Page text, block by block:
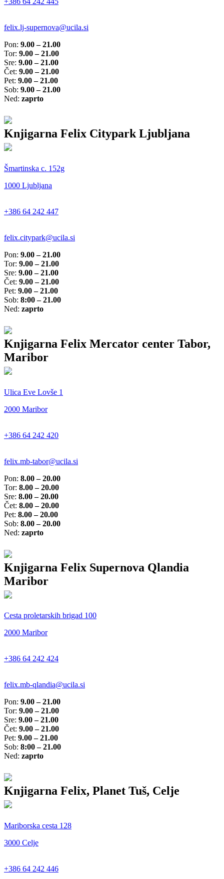
felix.lj-supernova@ucila.si
Pon: 9.00 – 21.00
Tor: 9.00 – 21.00
Sre: 9.00 – 21.00
Čet: 9.00 – 21.00
Pet: 9.00 – 21.00
Sob: 9.00 – 21.00
Ned: zaprto
Knjigarna Felix Citypark Ljubljana
Šmartinska c. 152g
1000 Ljubljana
+386 64 242 447
felix.citypark@ucila.si
Pon: 9.00 – 21.00
Tor: 9.00 – 21.00
Sre: 9.00 – 21.00
Čet: 9.00 – 21.00
Pet: 9.00 – 21.00
Sob: 8:00 – 21.00
Ned: zaprto
Knjigarna Felix Mercator center Tabor,
Maribor
Ulica Eve Lovše 1
2000 Maribor
+386 64 242 420
felix.mb-tabor@ucila.si
Pon: 8.00 – 20.00
Tor: 8.00 – 20.00
Sre: 8.00 – 20.00
Čet: 8.00 – 20.00
Pet: 8.00 – 20.00
Sob: 8.00 – 20.00
Ned: zaprto
Knjigarna Felix Supernova Qlandia
Maribor
Cesta proletarskih brigad 100
2000 Maribor
+386 64 242 424
felix.mb-qlandia@ucila.si
Pon: 9.00 – 21.00
Tor: 9.00 – 21.00
Sre: 9.00 – 21.00
Čet: 9.00 – 21.00
Pet: 9.00 – 21.00
Sob: 8:00 – 21.00
Ned: zaprto
Knjigarna Felix, Planet Tuš, Celje
Mariborska cesta 128
3000 Celje
+386 64 242 446